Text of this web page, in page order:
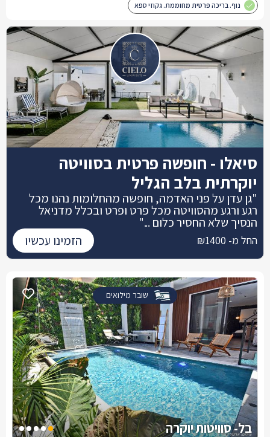
נוף. בריכה פרטית מחוממת. גקוזי ספא
שובר מילואים
בל- סוויטות יוקרה
סיאלו - חופשה פרטית בסוויטה
יוקרתית בלב הגליל
"גן עדן על פני האדמה, חופשה מהחלומות נהנו מכל
רגע ורגע מהסוויטה מכל פרט ופרט ובכלל מדניאל
הנסיך שלא החסיר כלום ..."
החל מ- ₪1400 הזמינו עכשיו